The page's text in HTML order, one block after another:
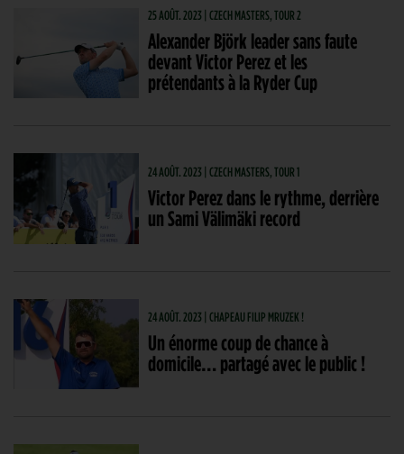
25 AOÛT. 2023 | CZECH MASTERS, TOUR 2
Alexander Björk leader sans faute
devant Victor Perez et les
prétendants à la Ryder Cup
24 AOÛT. 2023 | CZECH MASTERS, TOUR 1
Victor Perez dans le rythme, derrière
un Sami Välimäki record
24 AOÛT. 2023 | CHAPEAU FILIP MRUZEK !
Un énorme coup de chance à
domicile… partagé avec le public !